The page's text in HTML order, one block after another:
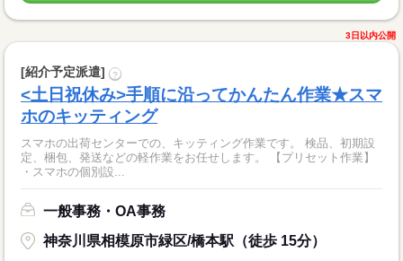
3日以内公開
[紹介予定派遣] ?
<土日祝休み>手順に沿ってかんたん作業★スマ
ホのキッティング
スマホの出荷センターでの、キッティング作業です。 検品、初期設
定、梱包、発送などの軽作業をお任せします。 【プリセット作業】
・スマホの個別設...
一般事務・OA事務
神奈川県相模原市緑区/橋本駅（徒歩 15分）